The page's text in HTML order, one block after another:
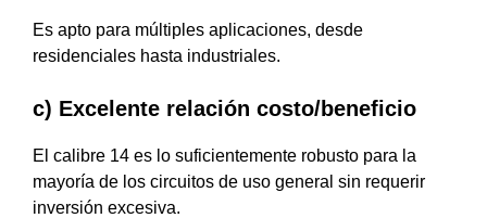
Es apto para múltiples aplicaciones, desde
residenciales hasta industriales.
c) Excelente relación costo/beneficio
El calibre 14 es lo suficientemente robusto para la
mayoría de los circuitos de uso general sin requerir
inversión excesiva.